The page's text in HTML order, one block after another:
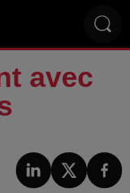
avec